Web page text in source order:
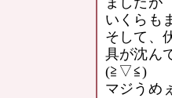
いくらも
そして、
具が沈ん
(≧▽≦)
マジうめ